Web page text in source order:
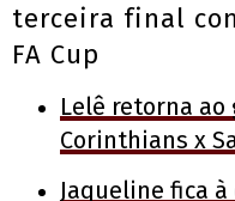
terceira final
FA Cup
Lelê retorna
Corinthians x
Jaqueline fica